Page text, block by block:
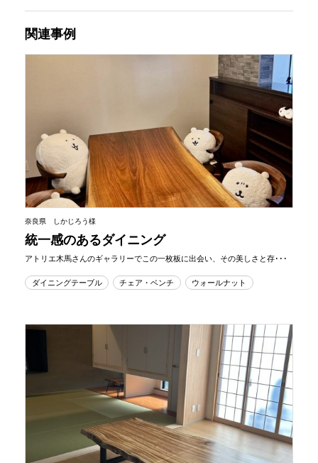
関連事例
奈良県 しかじろう様
統一感のあるダイニング
アトリエ木馬さんのギャラリーでこの一枚板に出会い、その美しさと存･･･
ダイニングテーブル チェア・ベンチ ウォールナット